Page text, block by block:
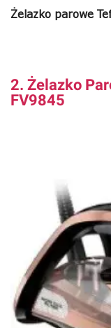
Żelazko parowe
2. Żelazko
FV9845